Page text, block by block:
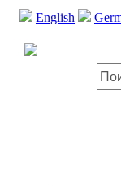
English